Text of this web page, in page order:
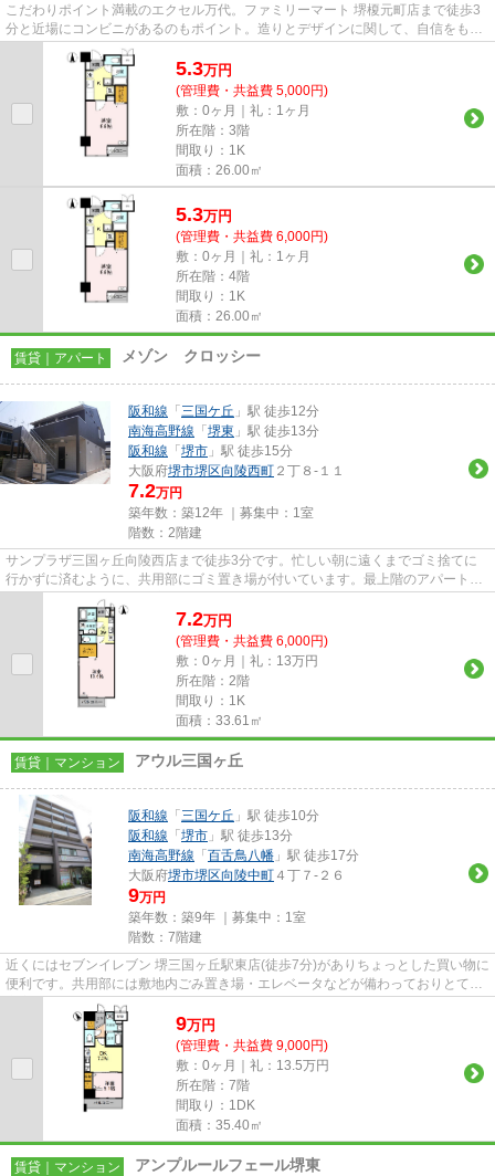
こだわりポイント満載のエクセル万代。ファミリーマート 堺榎元町店まで徒歩3
分と近場にコンビニがあるのもポイント。造りとデザインに関して、自信をもっ
て情報を提供できるマンショ...
5.3万円
(管理費・共益費 5,000円)
敷：0ヶ月｜礼：1ヶ月
所在階：3階
間取り：1K
面積：26.00㎡
5.3万円
(管理費・共益費 6,000円)
敷：0ヶ月｜礼：1ヶ月
所在階：4階
間取り：1K
面積：26.00㎡
賃貸｜アパート メゾン クロッシー
阪和線 「 三国ケ丘 」駅 徒歩12分
南海高野線 「 堺東 」駅 徒歩13分
阪和線 「 堺市 」駅 徒歩15分
大阪府堺市堺区向陵西町 ２丁８-１１
7.2万円
築年数：築12年 ｜募集中： 1室
階数：2階建
サンプラザ三国ヶ丘向陵西店まで徒歩3分です。忙しい朝に遠くまでゴミ捨てに
行かずに済むように、共用部にゴミ置き場が付いています。最上階のアパートで
す。駅まで徒歩12分と、立地が...
7.2万円
(管理費・共益費 6,000円)
敷：0ヶ月｜礼：13万円
所在階：2階
間取り：1K
面積：33.61㎡
賃貸｜マンション アウル三国ヶ丘
阪和線 「 三国ケ丘 」駅 徒歩10分
阪和線 「 堺市 」駅 徒歩13分
南海高野線 「 百舌鳥八幡 」駅 徒歩17分
大阪府堺市堺区向陵中町 ４丁７-２６
9万円
築年数：築9年 ｜募集中： 1室
階数：7階建
近くにはセブンイレブン 堺三国ヶ丘駅東店(徒歩7分)がありちょっとした買い物に
便利です。共用部には敷地内ごみ置き場・エレベータなどが備わっておりとても
充実しています。築9年の物...
9万円
(管理費・共益費 9,000円)
敷：0ヶ月｜礼：13.5万円
所在階：7階
間取り：1DK
面積：35.40㎡
賃貸｜マンション アンプルールフェール堺東